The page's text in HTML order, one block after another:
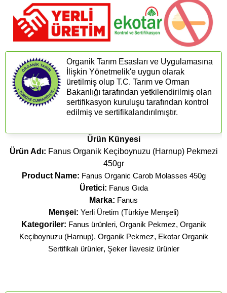
Organik Tarım Esasları ve Uygulamasına
İlişkin Yönetmelik'e uygun olarak
üretilmiş olup T.C. Tarım ve Orman
Bakanlığı tarafından yetkilendirilmiş olan
sertifikasyon kuruluşu tarafından kontrol
edilmiş ve sertifikalandırılmıştır.
Ürün Künyesi
Ürün Adı: Fanus Organik Keçiboynuzu (Harnup) Pekmezi
450gr
Product Name: Fanus Organic Carob Molasses 450g
Üretici: Fanus Gıda
Marka: Fanus
Menşei: Yerli Üretim (Türkiye Menşeli)
Kategoriler: Fanus ürünleri, Organik Pekmez, Organik
Keçiboynuzu (Harnup), Organik Pekmez, Ekotar Organik
Sertifikalı ürünler, Şeker İlavesiz ürünler